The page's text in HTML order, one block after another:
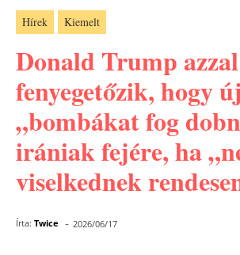
Hírek Kiemelt
Donald Trump azzal
fenyegetőzik, hogy
„bombákat fog
irániak fejére, ha
viselkednek
Írta: Twice - 2026/06/17